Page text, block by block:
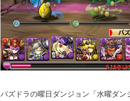
パズドラの曜日ダンジョン「水曜ダ